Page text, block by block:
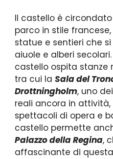
Il castello è
parco in stile
statue e sentieri che
aiuole e alberi
castello ospita
tra cui la Sala del
Drottningholm, uno
reali ancora in
spettacoli di opera e
castello permette
Palazzo della Regina,
affascinante di